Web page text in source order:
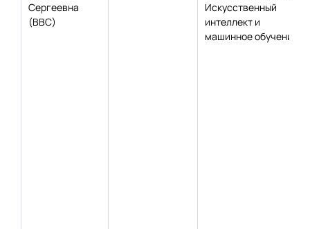
Сергеевна
(ВВС)
Искусственный
интеллект и
машинное обучение